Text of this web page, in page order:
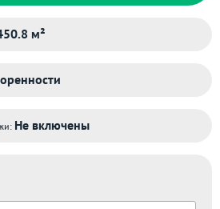
м²
Не включены